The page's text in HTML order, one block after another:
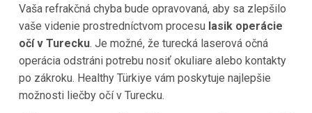
Vaša refrakčná chyba bude opravovaná, aby sa zlepšilo
vaše videnie prostredníctvom procesu lasik operácie
očí v Turecku. Je možné, že turecká laserová očná
operácia odstráni potrebu nosiť okuliare alebo kontakty
po zákroku. Healthy Türkiye vám poskytuje najlepšie
možnosti liečby očí v Turecku.